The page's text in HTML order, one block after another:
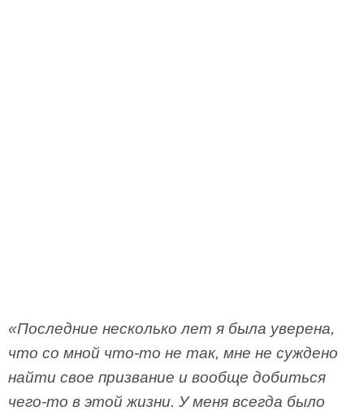
«Последние несколько лет я была уверена,
что со мной что-то не так, мне не суждено
найти свое призвание и вообще добиться
чего-то в этой жизни. У меня всегда было